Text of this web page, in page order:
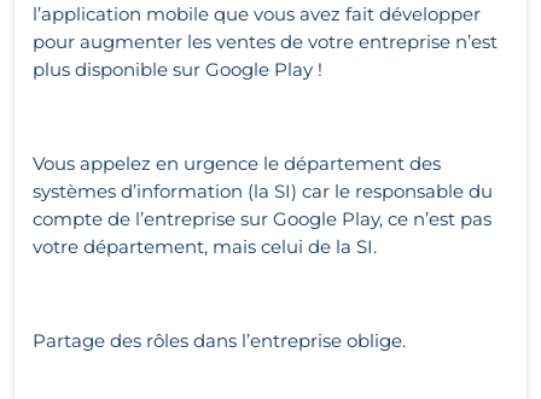
l’application mobile que vous avez fait développer
pour augmenter les ventes de votre entreprise n’est
plus disponible sur Google Play !
Vous appelez en urgence le département des
systèmes d’information (la SI) car le responsable du
compte de l’entreprise sur Google Play, ce n’est pas
votre département, mais celui de la SI.
Partage des rôles dans l’entreprise oblige.